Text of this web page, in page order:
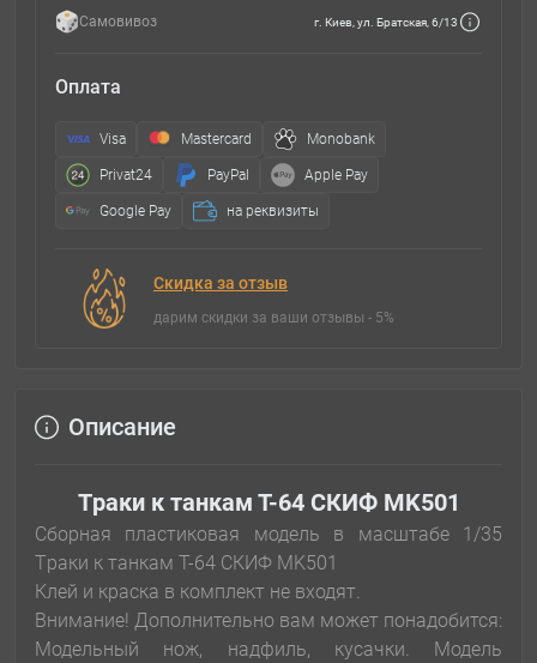
Самовивоз г. Киев, ул. Братская, 6/13
Оплата
Visa Mastercard Monobank
Privat24 PayPal Apple Pay
Google Pay на реквизиты
Скидка за отзыв
дарим скидки за ваши отзывы - 5%
Описание
Tраки к танкам Т-64 СКИФ MK501
Сборная пластиковая модель в масштабе 1/35
Tраки к танкам Т-64 СКИФ MK501
Клей и краска в комплект не входят.
Внимание! Дополнительно вам может понадобится:
Модельный нож, надфиль, кусачки. Модель